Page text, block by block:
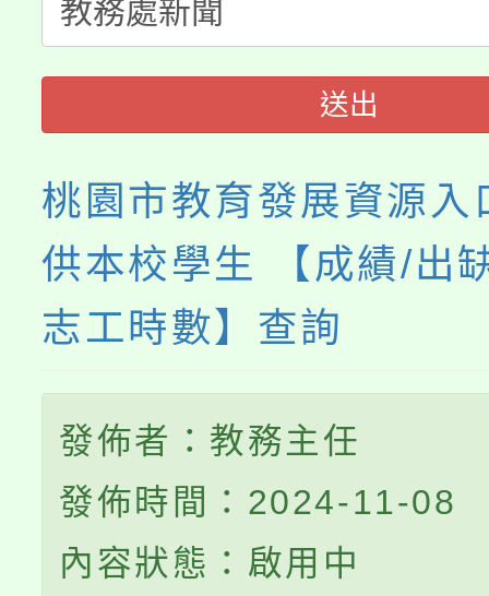
《TA101》溝通分析基
程，歡迎學生輔導中心
系所師生報名參加。
送出
桃園市教育發展資源入
供本校學生 【成績/出
志工時數】查詢
發佈者：教務主任
發佈時間：2024-11-08
內容狀態：啟用中